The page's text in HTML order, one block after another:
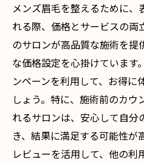
メンズ眉毛を整えるために
れる際、価格とサービスの両
のサロンが高品質な施術を提
な価格設定を心掛けています
ンペーンを利用して、お得に
しょう。特に、施術前のカウ
れるサロンは、安心して自分
き、結果に満足する可能性が
レビューを活用して、他の利